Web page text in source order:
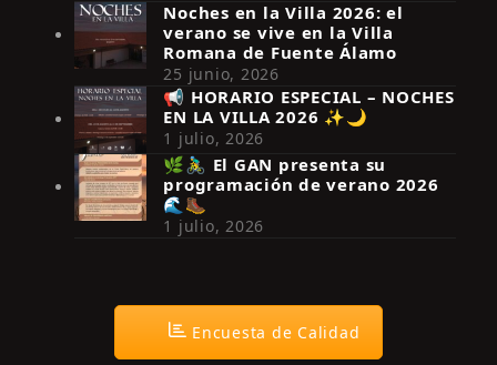
Síguenos en Instagram
Noches en la Villa 2026: el
verano se vive en la Villa
Romana de Fuente Álamo
25 junio, 2026
📢 HORARIO ESPECIAL – NOCHES
EN LA VILLA 2026 ✨🌙
1 julio, 2026
🌿🚴‍♂️ El GAN presenta su
programación de verano 2026
🌊🥾
1 julio, 2026
Encuesta de Calidad